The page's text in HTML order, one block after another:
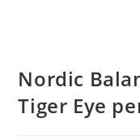
Nordic
Tiger Eye